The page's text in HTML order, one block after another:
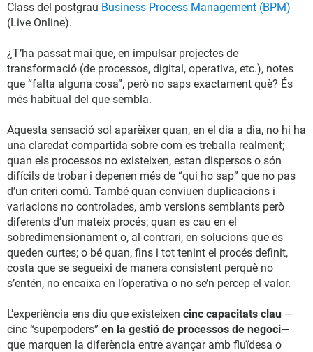
Class del postgrau Business Process Management (BPM)
(Live Online).
¿T’ha passat mai que, en impulsar projectes de
transformació (de processos, digital, operativa, etc.), notes
que “falta alguna cosa”, però no saps exactament què? És
més habitual del que sembla.
Aquesta sensació sol aparèixer quan, en el dia a dia, no hi ha
una claredat compartida sobre com es treballa realment;
quan els processos no existeixen, estan dispersos o són
difícils de trobar i depenen més de “qui ho sap” que no pas
d’un criteri comú. També quan conviuen duplicacions i
variacions no controlades, amb versions semblants però
diferents d’un mateix procés; quan es cau en el
sobredimensionament o, al contrari, en solucions que es
queden curtes; o bé quan, fins i tot tenint el procés definit,
costa que se segueixi de manera consistent perquè no
s’entén, no encaixa en l’operativa o no se’n percep el valor.
L’experiència ens diu que existeixen cinc capacitats clau —
cinc “superpoders” en la gestió de processos de negoci—
que marquen la diferència entre avançar amb fluïdesa o